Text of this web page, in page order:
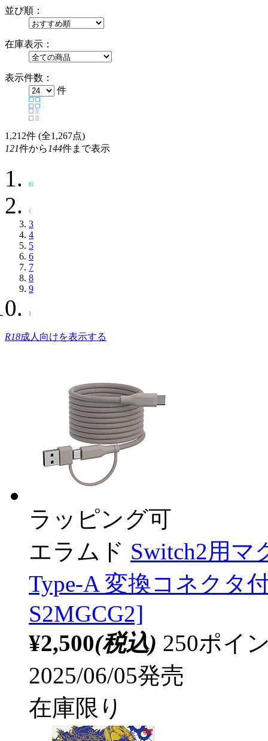
並び順：
在庫表示：
表示件数：
件
1,212件 (全1,267点)
121件から 144件まで表示
3
4
5
6
7
8
9
R18成人向けを表示する
ラッピング可
エラムド Switch2用マ
Type-A 変換コネクタ
S2MGCG2]
¥2,500(税込) 250ポイ
2025/06/05発売
在庫限り